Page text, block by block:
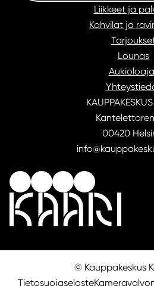
Liikkeet ja
Kahvilat ja
Lounas
00420
© Kauppakeskus
Tietosuojaseloste